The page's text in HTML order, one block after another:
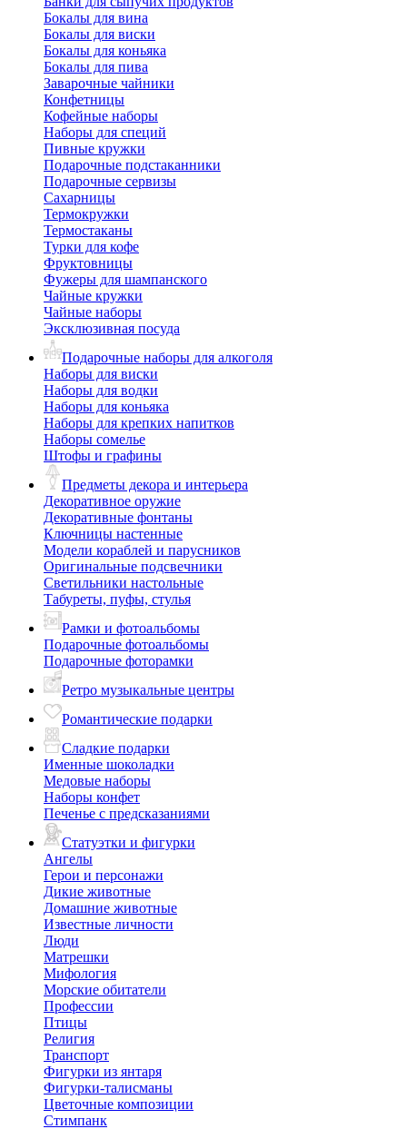
Бокалы для вина
Бокалы для виски
Бокалы для коньяка
Бокалы для пива
Заварочные чайники
Конфетницы
Кофейные наборы
Наборы для специй
Пивные кружки
Подарочные подстаканники
Подарочные сервизы
Сахарницы
Термокружки
Термостаканы
Турки для кофе
Фруктовницы
Фужеры для шампанского
Чайные кружки
Чайные наборы
Эксклюзивная посуда
Подарочные наборы для алкоголя
Наборы для виски
Наборы для водки
Наборы для коньяка
Наборы для крепких напитков
Наборы сомелье
Штофы и графины
Предметы декора и интерьера
Декоративное оружие
Декоративные фонтаны
Ключницы настенные
Модели кораблей и парусников
Оригинальные подсвечники
Светильники настольные
Табуреты, пуфы, стулья
Рамки и фотоальбомы
Подарочные фотоальбомы
Подарочные фоторамки
Ретро музыкальные центры
Романтические подарки
Сладкие подарки
Именные шоколадки
Медовые наборы
Наборы конфет
Печенье с предсказаниями
Статуэтки и фигурки
Ангелы
Герои и персонажи
Дикие животные
Домашние животные
Известные личности
Люди
Матрешки
Мифология
Морские обитатели
Профессии
Птицы
Религия
Транспорт
Фигурки из янтаря
Фигурки-талисманы
Цветочные композиции
Стимпанк